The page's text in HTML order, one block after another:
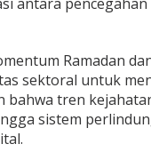
Ramadan
sektoral untuk
bahwa tren
sistem